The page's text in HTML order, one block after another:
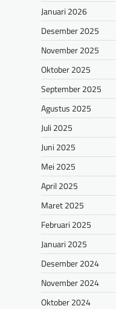
Januari 2026
Desember 2025
November 2025
Oktober 2025
September 2025
Agustus 2025
Juli 2025
Juni 2025
Mei 2025
April 2025
Maret 2025
Februari 2025
Januari 2025
Desember 2024
November 2024
Oktober 2024